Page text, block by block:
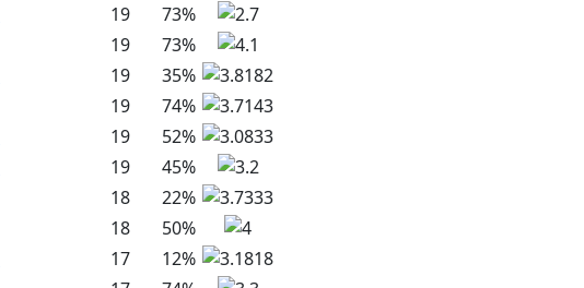
19
73%
19
73%
19
35%
19
74%
19
52%
19
45%
18
22%
18
50%
17
12%